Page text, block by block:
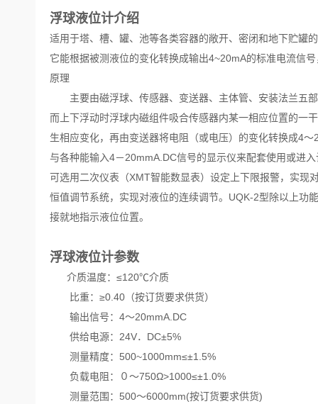
浮球液位计介绍
适用于塔、槽、罐、池等各类容器的敞开、密闭和地下贮罐
它能根据被测液位的变化转换成输出4~20mA的标准电流信
原理
主要由磁浮球、传感器、变送器、主体管、安装法兰五
而上下浮动时浮球内磁组件吸合传感器内某一相应位置的一
生相应变化，再由变送器将电阻（或电压）的变化转换成4
与各种能输入4－20mmA.DC信号的显示仪来配套使用或进
可选用二次仪表（XMT智能数显表）设定上下限报警，实现
恒值调节系统，实现对液位的连续调节。 UQK-2型除以上功
接就地指示液位位置。
浮球液位计参数
介质温度：≤120℃介质
比重：≥0.40（按订货要求供货）
输出信号：4～20mmA.DC
供给电源：24V．DC±5%
测量精度：500~1000mm≤±1.5%
负载电阻：０～750Ω>1000≤±1.0%
测量范围：500～6000mm(按订货要求供货)